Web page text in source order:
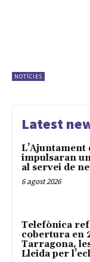
NOTÍCIES
Latest
L’Ajuntament
impulsaran
al servei de
6 agost 2026
Telefònica
cobertura en
Tarragona,
Lleida per